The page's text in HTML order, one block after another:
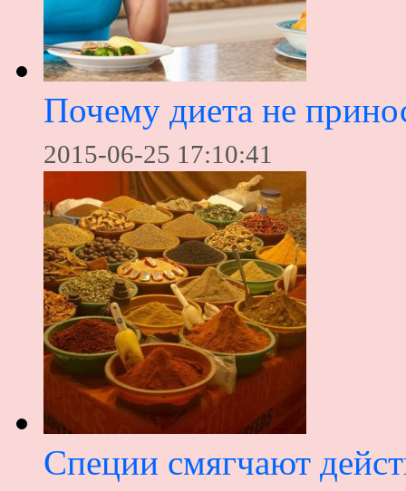
Почему диета не
2015-06-25 17:10:41
Специи смягчают